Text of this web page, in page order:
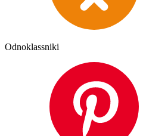
Odnoklassniki